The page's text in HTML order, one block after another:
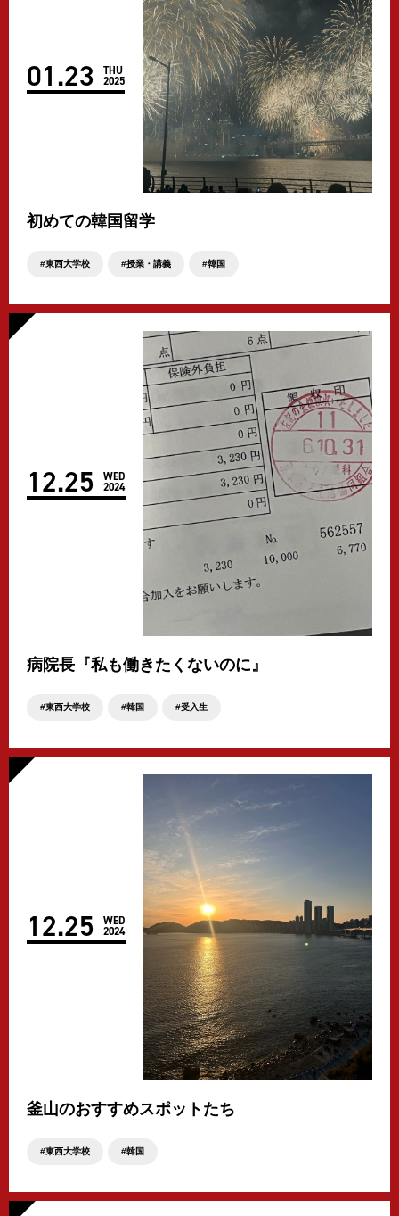
01.23 THU
2025
初めての韓国留学
東西大学校 授業・講義 韓国
12.25 WED
2024
病院長『私も働きたくないのに』
東西大学校 韓国 受入生
12.25 WED
2024
釜山のおすすめスポットたち
東西大学校 韓国